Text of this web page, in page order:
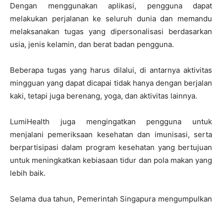
Dengan menggunakan aplikasi, pengguna dapat
melakukan perjalanan ke seluruh dunia dan memandu
melaksanakan tugas yang dipersonalisasi berdasarkan
usia, jenis kelamin, dan berat badan pengguna.
Beberapa tugas yang harus dilalui, di antarnya aktivitas
mingguan yang dapat dicapai tidak hanya dengan berjalan
kaki, tetapi juga berenang, yoga, dan aktivitas lainnya.
LumiHealth juga mengingatkan pengguna untuk
menjalani pemeriksaan kesehatan dan imunisasi, serta
berpartisipasi dalam program kesehatan yang bertujuan
untuk meningkatkan kebiasaan tidur dan pola makan yang
lebih baik.
Selama dua tahun, Pemerintah Singapura mengumpulkan